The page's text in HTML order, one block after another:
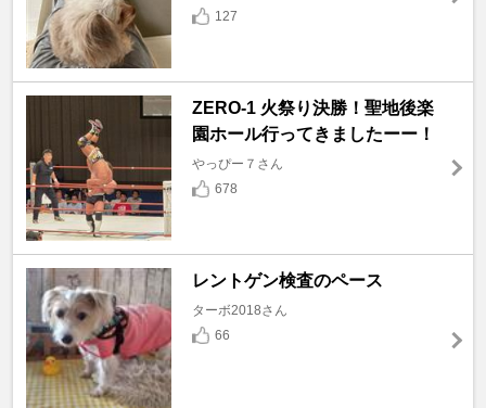
127
ZERO-1 火祭り決勝！聖地後楽
園ホール行ってきましたーー！
やっぴー７さん
678
レントゲン検査のペース
ターボ2018さん
66